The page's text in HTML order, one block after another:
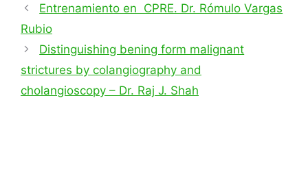
Entrenamiento en CPRE. Dr. Rómulo Vargas
Rubio
Distinguishing bening form malignant
strictures by colangiography and
cholangioscopy – Dr. Raj J. Shah